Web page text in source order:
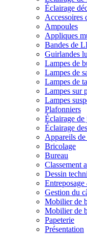
Éclairage
Accessoires
Ampoules
Appliques
Bandes de
Guirlandes
Lampes de
Lampes de
Lampes de
Lampes sur
Lampes
Plafonniers
Éclairage de
Éclairage
Appareils de
Bricolage
Bureau
Classement
Dessin
Gestion du
Mobilier de
Mobilier de
Papeterie
Présentation